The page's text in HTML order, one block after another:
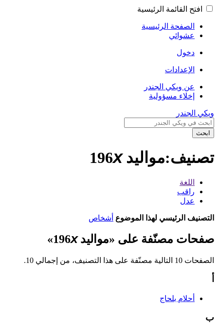
افتح القائمة الرئيسية
الصفحة الرئيسية
عشوائي
دخول
الإعدادات
عن ويكي الجندر
إخلاء مسؤولية
ويكي الجندر
ابحث
تصنيف:مواليد 196𝘹
اللغة
راقب
عدل
التصنيف الرئيسي لهذا الموضوع أشخاص
صفحات مصنّفة على «مواليد 196𝘹»
الصفحات 10 التالية مصنّفة على هذا التصنيف، من إجمالي 10.
أحلام بلحاج
ب